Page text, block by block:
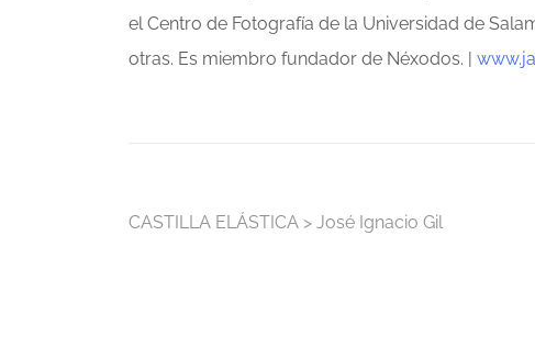
el Centro de Fotografía de la Universidad de
otras. Es miembro fundador de Néxodos. |
Navegación
CASTILLA ELÁSTICA > José Ignacio Gil